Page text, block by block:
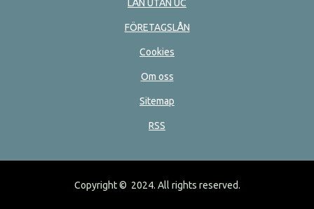
LÅN UTAN UC
FÖRETAGSLÅN
Cookies
Om oss
Sitemap
RSS
Copyright © 2024. All rights reserved.